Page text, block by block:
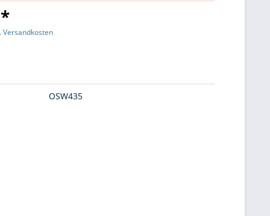
Versandkosten
OSW435